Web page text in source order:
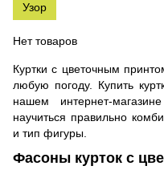
Узор
Нет товаров
Куртки с цветочным
любую погоду. Купить
нашем интернет-
научиться правильно
и тип фигуры.
Фасоны курток с